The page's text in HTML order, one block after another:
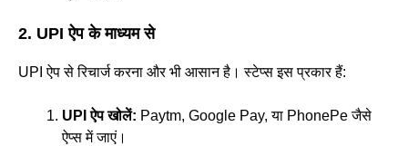
2. UPI ऐप के माध्यम से
UPI ऐप से रिचार्ज करना और भी आसान है। स्टेप्स इस प्रकार हैं:
UPIऐप खोलें: Paytm, Google Pay, या PhonePe जैसे
ऐप्स में जाएं।